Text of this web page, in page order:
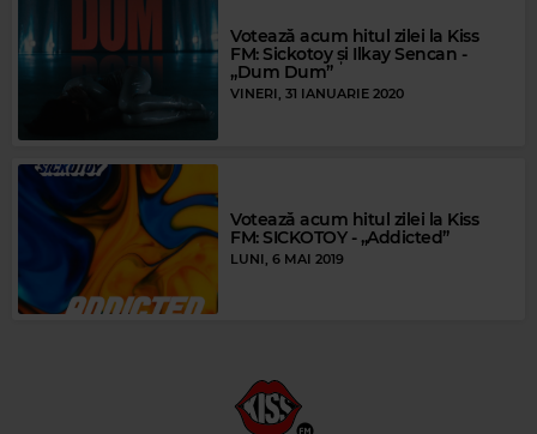
Votează acum hitul zilei la Kiss
FM: Sickotoy și Ilkay Sencan -
„Dum Dum”
VINERI, 31 IANUARIE 2020
Votează acum hitul zilei la Kiss
FM: SICKOTOY - „Addicted”
LUNI, 6 MAI 2019